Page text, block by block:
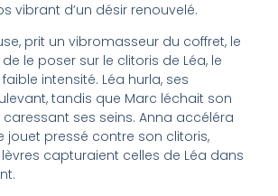
vibrant d’un désir renouvelé.
prit un vibromasseur du coffret, le
le poser sur le clitoris de Léa, le
intensité. Léa hurla, ses
tandis que Marc léchait son
ses seins. Anna accéléra
jouet pressé contre son clitoris,
capturaient celles de Léa dans